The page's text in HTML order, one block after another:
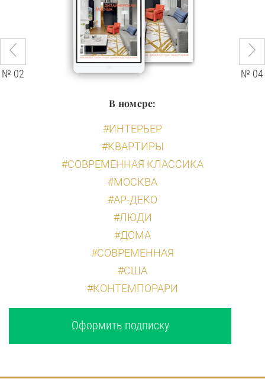
№ 02 № 04
В номере:
#ИНТЕРЬЕР
#КВАРТИРЫ
#СОВРЕМЕННАЯ КЛАССИКА
#МОСКВА
#АР-ДЕКО
#ЛЮДИ
#ДОМА
#СОВРЕМЕННАЯ
#США
#КОНТЕМПОРАРИ
Оформить подписку